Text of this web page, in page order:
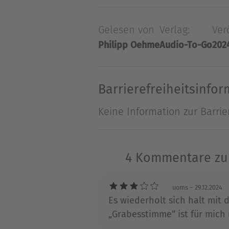
Blick hinter die Kulissen
nur einen doppelten Boden
der erfolgreichen
Gelesen von
Philipp Oehme
Verlag:
Audio-To-Go
Keine Information zur
4 Kommentare
uoms – 29.12.2024
Es wiederholt sich halt mit
„Grabesstimme“ ist für